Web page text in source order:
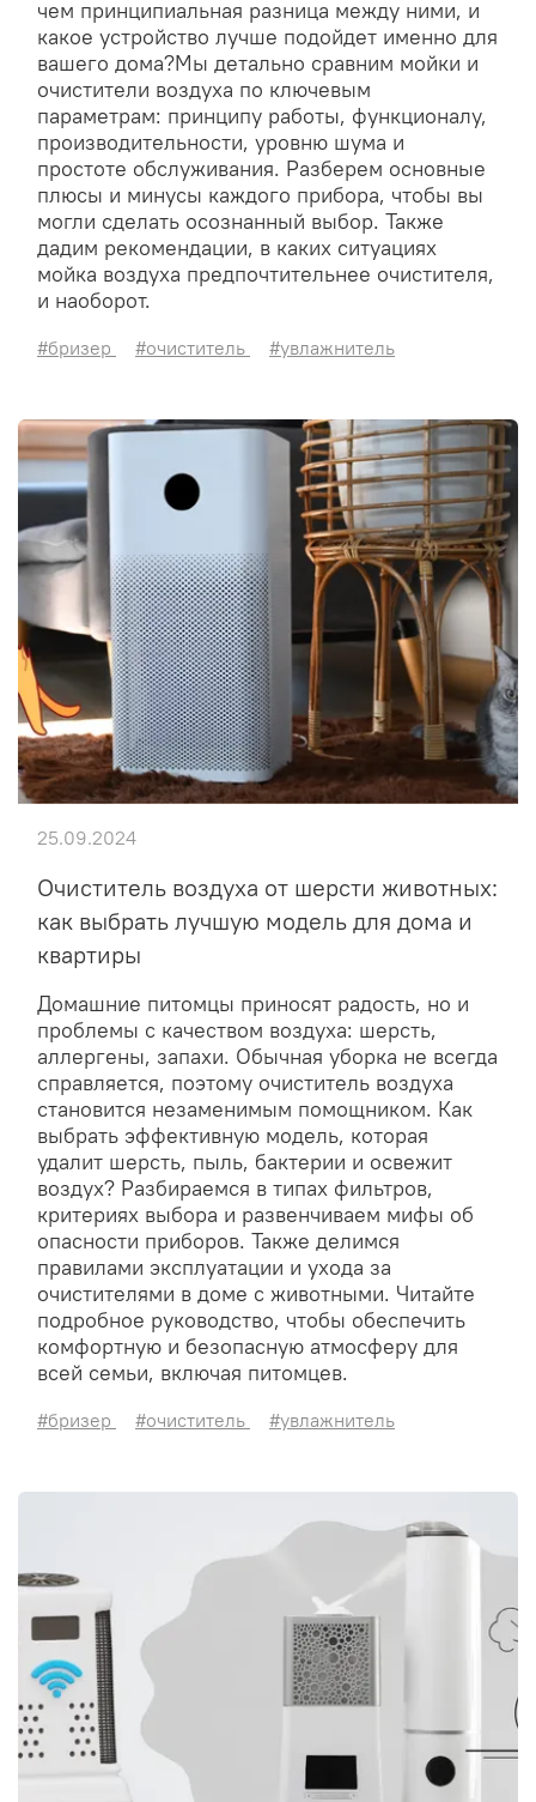
чем принципиальная разница между ними, и
какое устройство лучше подойдет именно для
вашего дома?Мы детально сравним мойки и
очистители воздуха по ключевым
параметрам: принципу работы, функционалу,
производительности, уровню шума и
простоте обслуживания. Разберем основные
плюсы и минусы каждого прибора, чтобы вы
могли сделать осознанный выбор. Также
дадим рекомендации, в каких ситуациях
мойка воздуха предпочтительнее очистителя,
и наоборот.
#бризер #очиститель #увлажнитель
Очиститель воздуха от шерсти животных:
как выбрать лучшую модель для дома и
квартиры
Домашние питомцы приносят радость, но и
проблемы с качеством воздуха: шерсть,
аллергены, запахи. Обычная уборка не всегда
справляется, поэтому очиститель воздуха
становится незаменимым помощником. Как
выбрать эффективную модель, которая
удалит шерсть, пыль, бактерии и освежит
воздух? Разбираемся в типах фильтров,
критериях выбора и развенчиваем мифы об
опасности приборов. Также делимся
правилами эксплуатации и ухода за
очистителями в доме с животными. Читайте
подробное руководство, чтобы обеспечить
комфортную и безопасную атмосферу для
всей семьи, включая питомцев.
25.09.2024
#бризер #очиститель #увлажнитель